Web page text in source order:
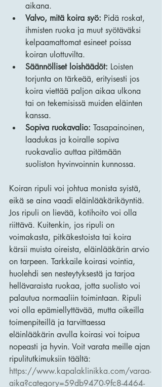
aikana.
Valvo, mitä koira syö: Pidä roskat,
ihmisten ruoka ja muut syötäväksi
kelpaamattomat esineet poissa
koiran ulottuvilta.
Säännölliset loishäädöt: Loisten
torjunta on tärkeää, erityisesti jos
koira viettää paljon aikaa ulkona
tai on tekemisissä muiden eläinten
kanssa.
Sopiva ruokavalio: Tasapainoinen,
laadukas ja koiralle sopiva
ruokavalio auttaa pitämään
suoliston hyvinvoinnin kunnossa.
Koiran ripuli voi johtua monista syistä,
eikä se aina vaadi eläinlääkärikäyntiä.
Jos ripuli on lievää, kotihoito voi olla
riittävä. Kuitenkin, jos ripuli on
voimakasta, pitkäkestoista tai koira
kärsii muista oireista, eläinlääkärin arvio
on tarpeen. Tarkkaile koirasi vointia,
huolehdi sen nesteytyksestä ja tarjoa
hellävaraista ruokaa, jotta suolisto voi
palautua normaaliin toimintaan. Ripuli
voi olla epämiellyttävää, mutta oikeilla
toimenpiteillä ja tarvittaessa
eläinlääkärin avulla koirasi voi toipua
nopeasti ja hyvin. Voit varata meille ajan
ripulitutkimuksiin täältä:
https://www.kapalaklinikka.com/varaa-
aika?category=59db9470-9fc8-4464-